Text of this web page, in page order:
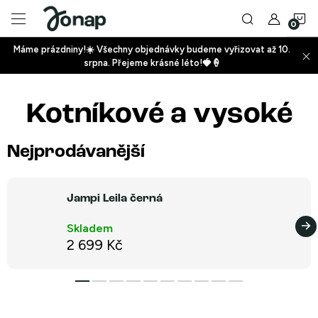
obsah
+
+
+
Máme prázdniny!☀️ Všechny objednávky budeme vyřizovat až 10.
srpna. Přejeme krásné léto!🍓🍦
Kotníkové a vysoké
Nejprodávanější
Jampi Leila černá
Skladem
2 699 Kč